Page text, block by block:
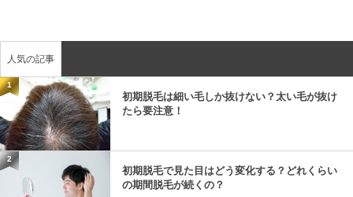
人気の記事
1
初期脱毛は細い毛しか抜けない？太い毛が抜け
たら要注意！
2
初期脱毛で見た目はどう変化する？どれくらい
の期間脱毛が続くの？